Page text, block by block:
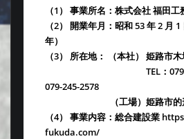
（1） 事業所名：株式会社 福田工
（2） 開業年月：昭和 53 年 2 月
年）
（3） 所在地： （本社） 姫路市
TEL：079-245-
079-245-2578
（工場）姫路市的形町
（4） 事業内容：総合建設業
fukuda.com/